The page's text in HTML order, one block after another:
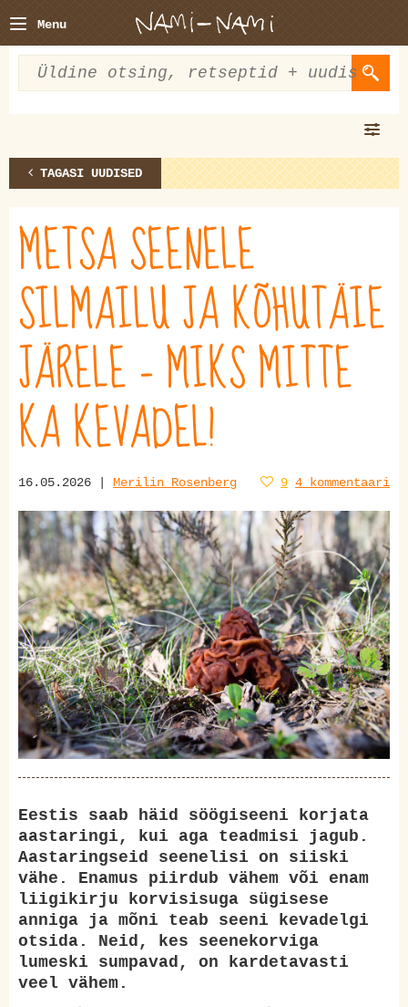
Menu
TAGASI UUDISED
METSA SEENELE
SILMAILU JA KÕHUTÄIE
JÄRELE – MIKS MITTE
KA KEVADEL!
16.05.2026 | Merilin Rosenberg 9 4 kommentaari
Eestis saab häid söögiseeni korjata
aastaringi, kui aga teadmisi jagub.
Aastaringseid seenelisi on siiski
vähe. Enamus piirdub vähem või enam
liigikirju korvisisuga sügisese
anniga ja mõni teab seeni kevadelgi
otsida. Neid, kes seenekorviga
lumeski sumpavad, on kardetavasti
veel vähem.